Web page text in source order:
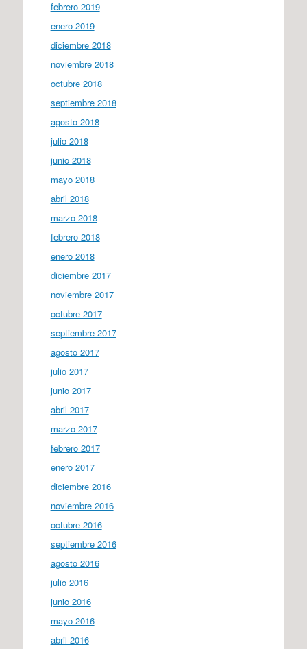
febrero 2019
enero 2019
diciembre 2018
noviembre 2018
octubre 2018
septiembre 2018
agosto 2018
julio 2018
junio 2018
mayo 2018
abril 2018
marzo 2018
febrero 2018
enero 2018
diciembre 2017
noviembre 2017
octubre 2017
septiembre 2017
agosto 2017
julio 2017
junio 2017
abril 2017
marzo 2017
febrero 2017
enero 2017
diciembre 2016
noviembre 2016
octubre 2016
septiembre 2016
agosto 2016
julio 2016
junio 2016
mayo 2016
abril 2016